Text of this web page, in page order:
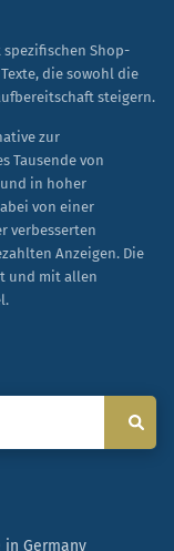
Shop-
die sowohl die
steigern.
zur
Tausende von
in hoher
von einer
verbesserten
Anzeigen. Die
und mit allen
in Germany